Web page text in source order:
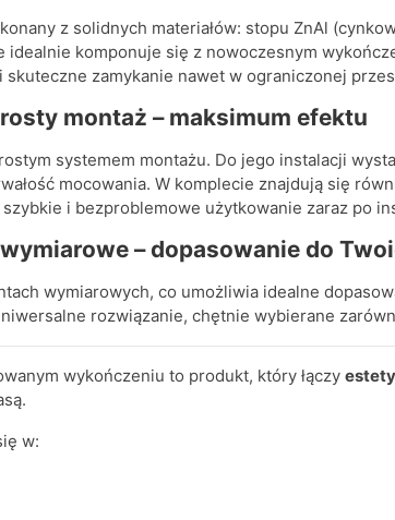
z solidnych materiałów: stopu ZnAl
komponuje się z nowoczesnym
zamykanie nawet w ograniczonej
montaż – maksimum efektu
systemem montażu. Do jego instalacji
mocowania. W komplecie znajdują się
i bezproblemowe użytkowanie zaraz po
– dopasowanie do
wymiarowych, co umożliwia idealne
rozwiązanie, chętnie wybierane
wykończeniu to produkt, który łączy
w: